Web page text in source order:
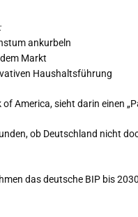
ankurbeln
Markt
Haushaltsführung
America, sieht darin einen
ob Deutschland nicht
das deutsche BIP bis